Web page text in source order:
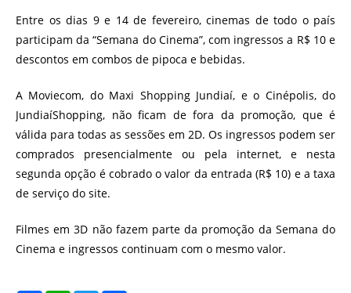
Entre os dias 9 e 14 de fevereiro, cinemas de todo o país
participam da “Semana do Cinema”, com ingressos a R$ 10 e
descontos em combos de pipoca e bebidas.
A Moviecom, do Maxi Shopping Jundiaí, e o Cinépolis, do
JundiaíShopping, não ficam de fora da promoção, que é
válida para todas as sessões em 2D. Os ingressos podem ser
comprados presencialmente ou pela internet, e nesta
segunda opção é cobrado o valor da entrada (R$ 10) e a taxa
de serviço do site.
Filmes em 3D não fazem parte da promoção da Semana do
Cinema e ingressos continuam com o mesmo valor.